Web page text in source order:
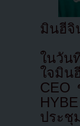
มินฮีจิ
ในวัน
ใจมิน
CEO
ประชุ